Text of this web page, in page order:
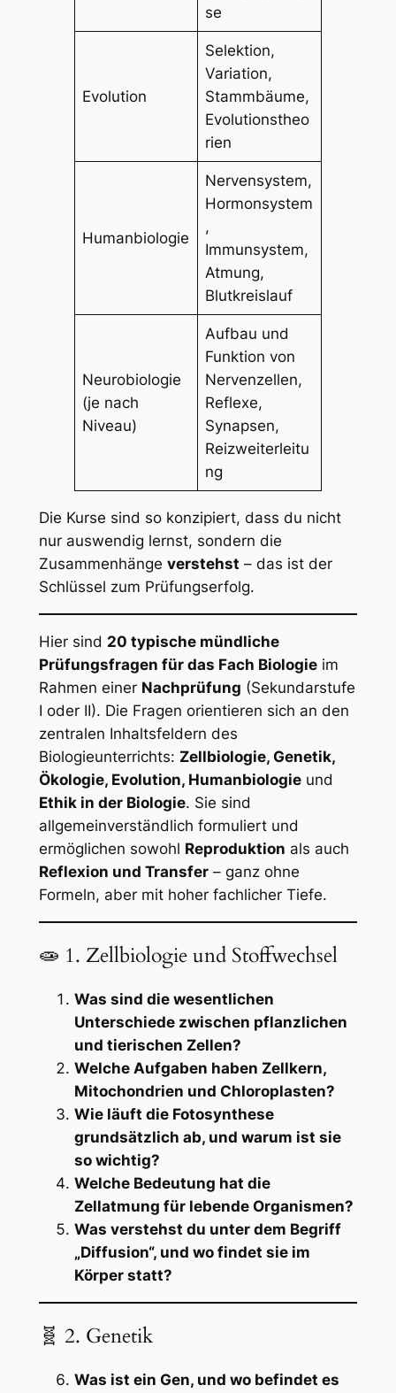
se
Evolution
Selektion,
Variation,
Stammbäume,
Evolutionstheo
rien
Humanbiologie
Nervensystem,
Hormonsystem
,
Immunsystem,
Atmung,
Blutkreislauf
Neurobiologie
(je nach
Niveau)
Aufbau und
Funktion von
Nervenzellen,
Reflexe,
Synapsen,
Reizweiterleitu
ng
Die Kurse sind so konzipiert, dass du nicht
nur auswendig lernst, sondern die
Zusammenhänge verstehst – das ist der
Schlüssel zum Prüfungserfolg.
Hier sind 20 typische mündliche
Prüfungsfragen für das Fach Biologieim
Rahmen einer Nachprüfung (Sekundarstufe
I oder II). Die Fragen orientieren sich an den
zentralen Inhaltsfeldern des
Biologieunterrichts: Zellbiologie, Genetik,
Ökologie, Evolution, Humanbiologieund
Ethik in der Biologie. Sie sind
allgemeinverständlich formuliert und
ermöglichen sowohl Reproduktion als auch
Reflexion und Transfer– ganz ohne
Formeln, aber mit hoher fachlicher Tiefe.
🧫 1. Zellbiologie und Stoffwechsel
Was sind die wesentlichen
Unterschiede zwischen pflanzlichen
und tierischen Zellen?
Welche Aufgaben haben Zellkern,
Mitochondrien und Chloroplasten?
Wie läuft die Fotosynthese
grundsätzlich ab, und warum ist sie
so wichtig?
Welche Bedeutung hat die
Zellatmung für lebende Organismen?
Was verstehst du unter dem Begriff
„Diffusion“, und wo findet sie im
Körper statt?
🧬 2. Genetik
Was ist ein Gen, und wo befindet es